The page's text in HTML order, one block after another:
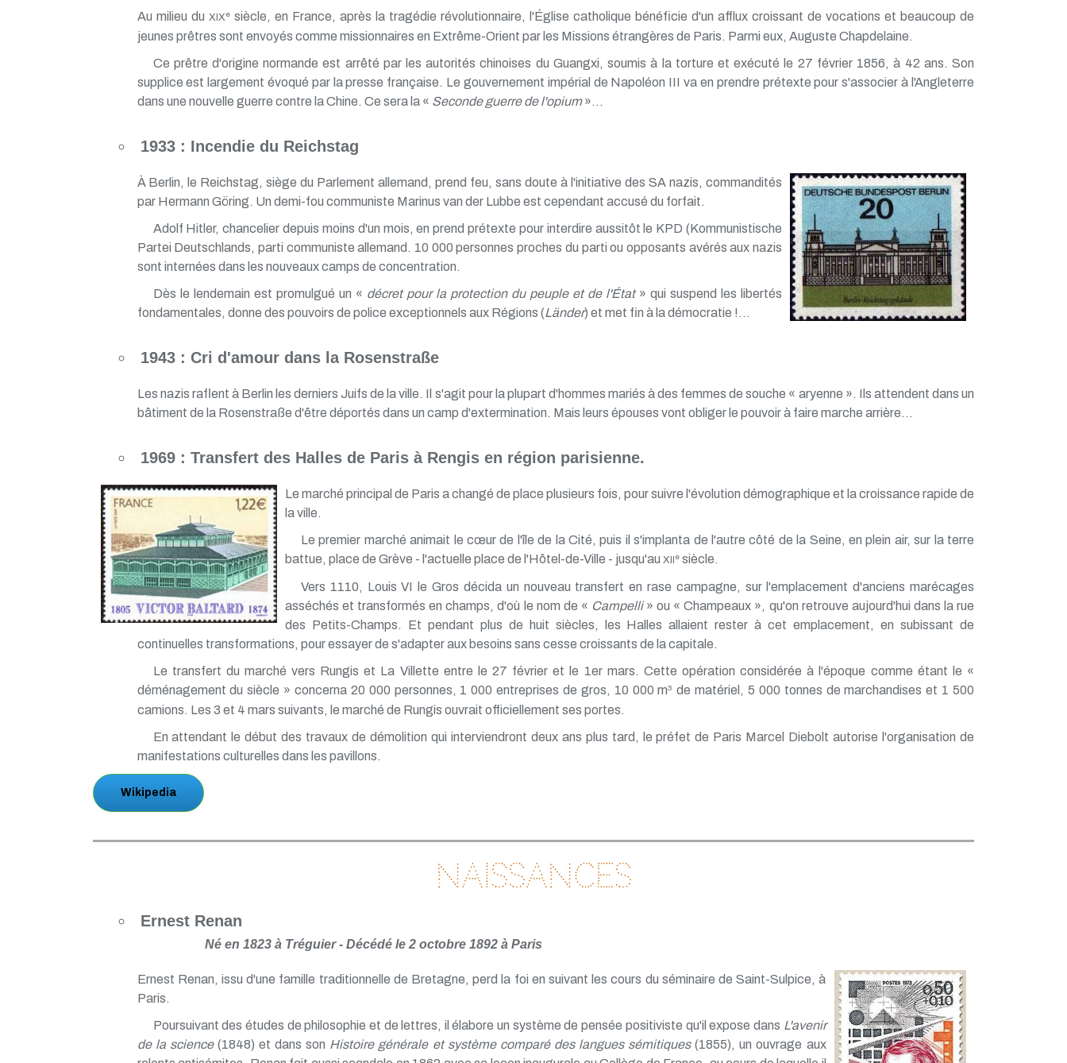
Au milieu du XIXesiècle, en France, après la tragédie révolutionnaire, l'Église catholique bénéficie d'un afflux croissant de vocations et beaucoup de
jeunes prêtres sont envoyés comme missionnaires en Extrême-Orient par les Missions étrangères de Paris. Parmi eux, Auguste Chapdelaine.
Ce prêtre d'origine normande est arrêté par les autorités chinoises du Guangxi, soumis à la torture et exécuté le 27 février 1856, à 42 ans. Son
supplice est largement évoqué par la presse française. Le gouvernement impérial de Napoléon III va en prendre prétexte pour s'associer à l'Angleterre
dans une nouvelle guerre contre la Chine. Ce sera la « Seconde guerre de l'opium»...
1933 : Incendie du Reichstag
À Berlin, le Reichstag, siège du Parlement allemand, prend feu, sans doute à l'initiative des SA nazis, commandités
par Hermann Göring. Un demi-fou communiste Marinus van der Lubbe est cependant accusé du forfait.
Adolf Hitler, chancelier depuis moins d'un mois, en prend prétexte pour interdire aussitôt le KPD (Kommunistische
Partei Deutschlands, parti communiste allemand. 10 000 personnes proches du parti ou opposants avérés aux nazis
sont internées dans les nouveaux camps de concentration.
Dès le lendemain est promulgué un « décret pour la protection du peuple et de l'État» qui suspend les libertés
fondamentales, donne des pouvoirs de police exceptionnels aux Régions (Länder) et met fin à la démocratie !...
1943 : Cri d'amour dans la Rosenstraße
Les nazis raflent à Berlin les derniers Juifs de la ville. Il s'agit pour la plupart d'hommes mariés à des femmes de souche « aryenne ». Ils attendent dans un
bâtiment de la Rosenstraße d'être déportés dans un camp d'extermination. Mais leurs épouses vont obliger le pouvoir à faire marche arrière...
1969 : Transfert des Halles de Paris à Rengis en région parisienne.
Le marché principal de Paris a changé de place plusieurs fois, pour suivre l'évolution démographique et la croissance rapide de
la ville.
Le premier marché animait le cœur de l'île de la Cité, puis il s'implanta de l'autre côté de la Seine, en plein air, sur la terre
battue, place de Grève - l'actuelle place de l'Hôtel-de-Ville - jusqu'au XII e siècle.
Vers 1110, Louis VI le Gros décida un nouveau transfert en rase campagne, sur l'emplacement d'anciens marécages
asséchés et transformés en champs, d'où le nom de « Campelli» ou « Champeaux », qu'on retrouve aujourd'hui dans la rue
des Petits-Champs. Et pendant plus de huit siècles, les Halles allaient rester à cet emplacement, en subissant de
continuelles transformations, pour essayer de s'adapter aux besoins sans cesse croissants de la capitale.
Le transfert du marché vers Rungis et La Villette entre le 27 février et le 1er mars. Cette opération considérée à l'époque comme étant le «
déménagement du siècle » concerna 20 000 personnes, 1 000 entreprises de gros, 10 000 m3 de matériel, 5 000 tonnes de marchandises et 1 500
camions. Les 3 et 4 mars suivants, le marché de Rungis ouvrait officiellement ses portes.
En attendant le début des travaux de démolition qui interviendront deux ans plus tard, le préfet de Paris Marcel Diebolt autorise l'organisation de
manifestations culturelles dans les pavillons.
Wikipedia
Naissances
Ernest Renan
Né en 1823 à Tréguier - Décédé le 2 octobre 1892 à Paris
Ernest Renan, issu d'une famille traditionnelle de Bretagne, perd la foi en suivant les cours du séminaire de Saint-Sulpice, à
Paris.
Poursuivant des études de philosophie et de lettres, il élabore un système de pensée positiviste qu'il expose dans L'avenir
de la science(1848) et dans son Histoire générale et système comparé des langues sémitiques(1855), un ouvrage aux